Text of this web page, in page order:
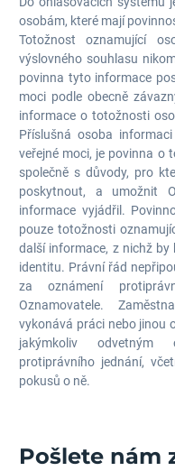
osobám, které mají
Totožnost oznamující
výslovného souhlasu
povinna tyto informace
moci podle obecně
informace o totožnosti
Příslušná osoba
veřejné moci, je povinna o
společně s důvody, pro
poskytnout, a umožnit
informace vyjádřil.
pouze totožnosti
další informace, z nichž
identitu. Právní řád
za oznámení
Oznamovatele.
vykonává práci nebo jinou
jakýmkoliv odvetným
protiprávního jednání,
pokusů o ně.
Pošlete nám